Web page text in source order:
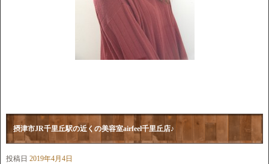
摂津市JR千里丘駅の近くの美容室airfeel千里丘店♪
投稿日 2019年4月4日